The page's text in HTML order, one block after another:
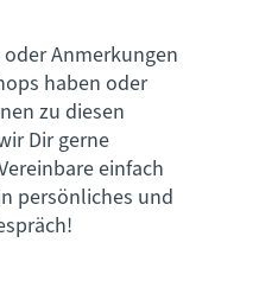
Anmerkungen
haben oder
zu diesen
Dir gerne
einfach
persönliches und